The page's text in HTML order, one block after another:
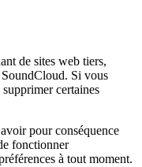
de sites web tiers,
Si vous
certaines
pour conséquence
fonctionner
à tout moment.